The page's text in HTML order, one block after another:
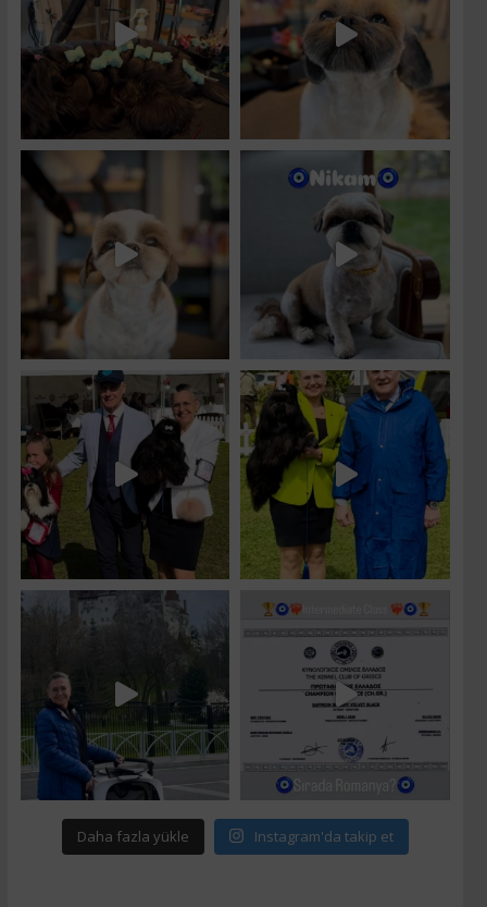
Daha fazla yükle Instagram'da takip et